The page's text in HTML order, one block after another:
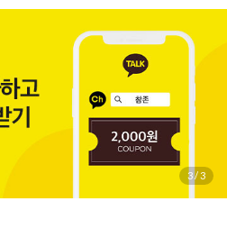
3/3